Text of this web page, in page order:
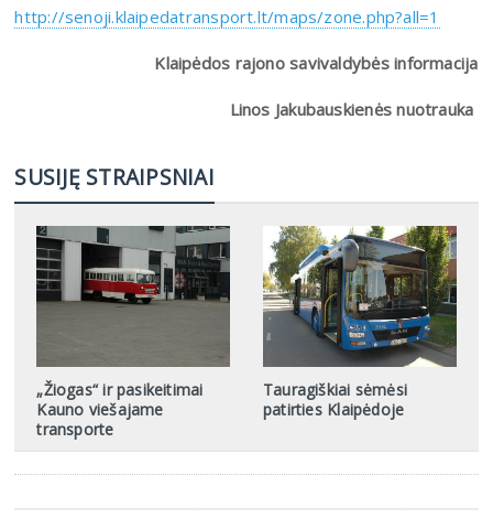
http://senoji.klaipedatransport.lt/maps/zone.php?all=1
Klaipėdos rajono savivaldybės informacija
Linos Jakubauskienės nuotrauka
SUSIJĘ STRAIPSNIAI
„Žiogas“ ir pasikeitimai
Kauno viešajame
transporte
Tauragiškiai sėmėsi
patirties Klaipėdoje